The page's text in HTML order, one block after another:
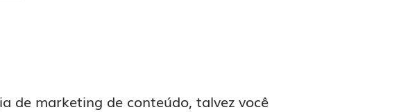
de marketing de conteúdo, talvez você